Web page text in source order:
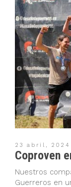
23 abril, 2024
Coproven
Nuestros
Guerreros en